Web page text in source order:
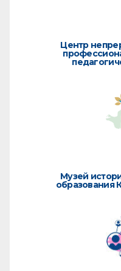
Центр
Музей
образования